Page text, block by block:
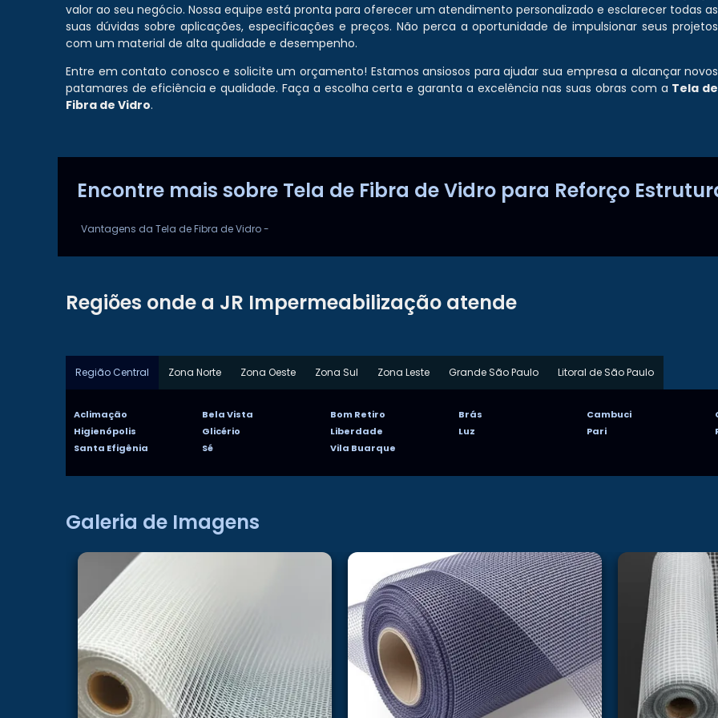
valor ao seu negócio. Nossa equipe está pronta para oferecer um atendimento personalizado e esclarecer todas as
suas dúvidas sobre aplicações, especificações e preços. Não perca a oportunidade de impulsionar seus projetos
com um material de alta qualidade e desempenho.
Entre em contato conosco e solicite um orçamento! Estamos ansiosos para ajudar sua empresa a alcançar novos
patamares de eficiência e qualidade. Faça a escolha certa e garanta a excelência nas suas obras com a Tela de
Fibra de Vidro.
Encontre mais sobre Tela de Fibra de Vidro para Reforço
Vantagens da Tela de Fibra de Vidro -
Regiões onde a JR Impermeabilização atende
Região Central Zona Norte Zona Oeste Zona Sul Zona Leste Grande São Paulo Litoral de São Paulo
Aclimação Bela Vista Bom Retiro Brás Cambuci
Higienópolis
Glicério Liberdade Luz Pari
Santa Efigênia
Sé Vila Buarque
Galeria de Imagens